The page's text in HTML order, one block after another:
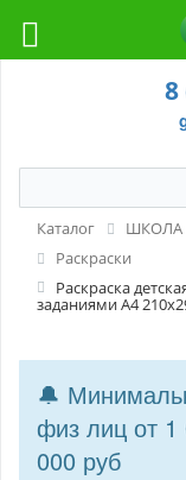
8
Каталог ШКОЛА
Раскраски
Раскраска
заданиями А4
🔔
физ лиц от
000 руб